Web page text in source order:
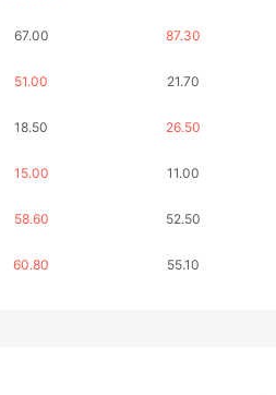
67.00
51.00
18.50
15.00
58.60
60.80
87.30
21.70
26.50
11.00
52.50
55.10